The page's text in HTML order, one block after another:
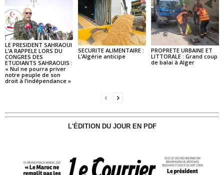
LE PRESIDENT SAHRAOUI
L’A RAPPELE LORS DU
CONGRES DES
ETUDIANTS SAHRAOUIS :
« Nul ne pourra priver
notre peuple de son
droit à l’indépendance »
SECURITE ALIMENTAIRE :
L’Algérie anticipe
PROPRETE URBAINE ET
LITTORALE : Grand coup
de balai à Alger
L'ÉDITION DU JOUR EN PDF